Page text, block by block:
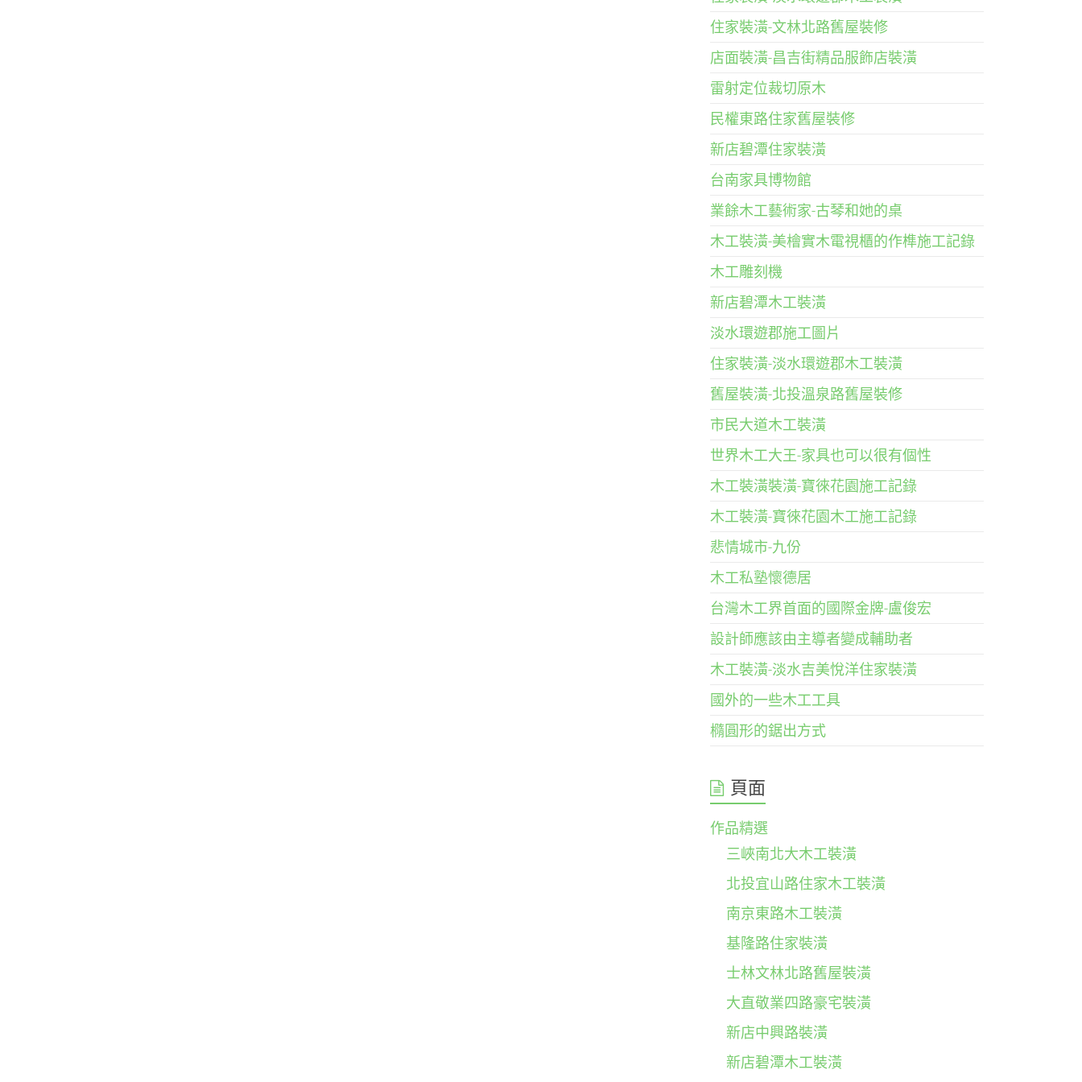
住家裝潢-文林北路舊屋裝修
店面裝潢-昌吉街精品服飾店裝潢
雷射定位裁切原木
民權東路住家舊屋裝修
新店碧潭住家裝潢
台南家具博物館
業餘木工藝術家-古琴和她的桌
木工裝潢-美檜實木電視櫃的作榫施工記錄
木工雕刻機
新店碧潭木工裝潢
淡水環遊郡施工圖片
住家裝潢-淡水環遊郡木工裝潢
舊屋裝潢-北投溫泉路舊屋裝修
市民大道木工裝潢
世界木工大王-家具也可以很有個性
木工裝潢裝潢-寶徠花園施工記錄
木工裝潢-寶徠花園木工施工記錄
悲情城市-九份
木工私塾懷德居
台灣木工界首面的國際金牌-盧俊宏
設計師應該由主導者變成輔助者
木工裝潢-淡水吉美悅洋住家裝潢
國外的一些木工工具
橢圓形的鋸出方式
頁面
作品精選
三峽南北大木工裝潢
北投宜山路住家木工裝潢
南京東路木工裝潢
基隆路住家裝潢
士林文林北路舊屋裝潢
大直敬業四路豪宅裝潢
新店中興路裝潢
新店碧潭木工裝潢